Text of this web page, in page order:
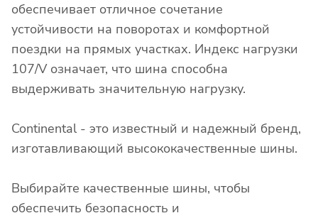
обеспечивает отличное сочетание
устойчивости на поворотах и комфортной
поездки на прямых участках. Индекс нагрузки
107/V означает, что шина способна
выдерживать значительную нагрузку.
Continental - это известный и надежный бренд,
изготавливающий высококачественные шины.
Выбирайте качественные шины, чтобы
обеспечить безопасность и